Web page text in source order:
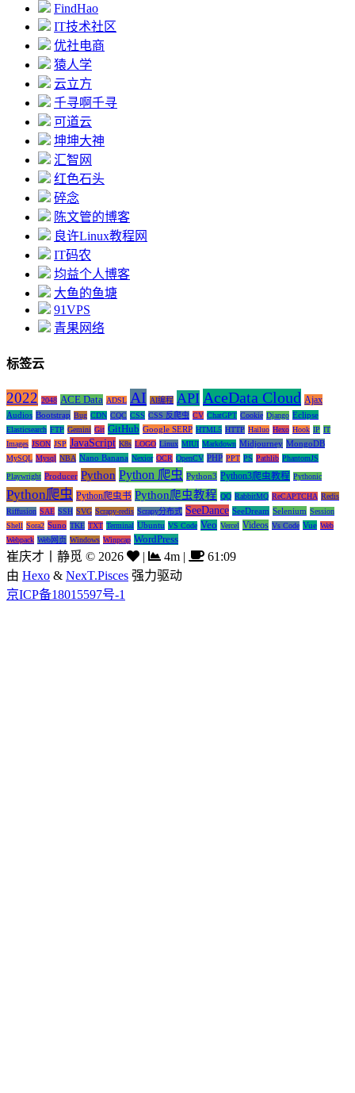
FindHao
IT技术社区
优社电商
猿人学
云立方
千寻啊千寻
可道云
坤坤大神
汇智网
红色石头
碎念
陈文管的博客
良许Linux教程网
IT码农
均益个人博客
大鱼的鱼塘
91VPS
青果网络
标签云
2022 2048 ACE Data ADSL AI AI编程 API AceData Cloud Ajax
Audios Bootstrap Bug CDN CQC CSS CSS 反爬虫 CV ChatGPT Cookie Django Eclipse
Elasticsearch FTP Gemini Git GitHub Google SERP HTML5 HTTP Hailuo Hexo Hook IP IT
Images JSON JSP JavaScript K8s LOGO Linux MIUI Markdown Midjourney MongoDB
MySQL Mysql NBA Nano Banana Nexior OCR OpenCV PHP PPT PS Pathlib PhantomJS
Playwright Producer Python Python 爬虫 Python3 Python3爬虫教程 Pythonic
Python爬虫 Python爬虫书 Python爬虫教程 QQ RabbitMQ ReCAPTCHA Redis
Riffusion SAE SSH SVG Scrapy-redis Scrapy分布式 SeeDance SeeDream Selenium Session
Shell Sora2 Suno TKE TXT Terminal Ubuntu VS Code Veo Vercel Videos Vs Code Vue Web
Webpack Web网页 Windows Winpcap WordPress
崔庆才丨静觅 © 2026 | 4m |
61:09
由 Hexo & NexT.Pisces 强力驱动
京ICP备18015597号-1